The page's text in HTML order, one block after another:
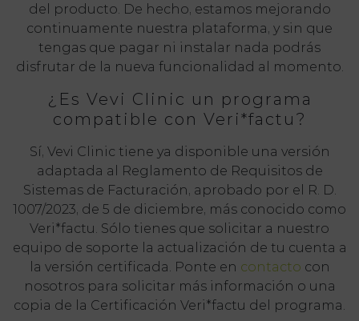
del producto. De hecho, estamos mejorando
continuamente nuestra plataforma, y sin que
tengas que pagar ni instalar nada podrás
disfrutar de la nueva funcionalidad al momento.
¿Es Vevi Clinic un programa
compatible con Veri*factu?
Sí, Vevi Clinic tiene ya disponible una versión
adaptada al Reglamento de Requisitos de
Sistemas de Facturación, aprobado por el R. D.
1007/2023, de 5 de diciembre, más conocido como
Veri*factu. Sólo tienes que solicitar a nuestro
equipo de soporte la actualización de tu cuenta a
la versión certificada. Ponte en contacto con
nosotros para solicitar más información o una
copia de la Certificación Veri*factu del programa.